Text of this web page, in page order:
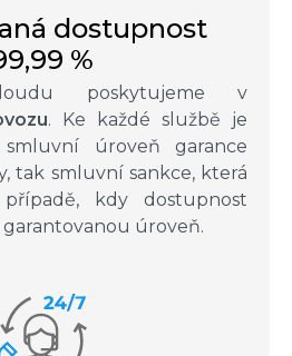
dostupnost
%
poskytujeme v
. Ke každé službě je
úroveň garance
tak smluvní sankce, která
kdy dostupnost
úroveň.